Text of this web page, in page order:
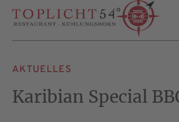
AKTUELLES
Karibian Special